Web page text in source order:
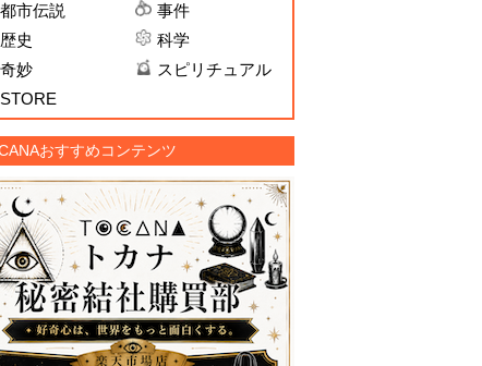
都市伝説
事件
歴史
科学
奇妙
スピリチュアル
STORE
おすすめコンテンツ